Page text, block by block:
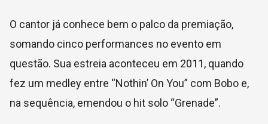
O cantor já conhece bem o palco da premiação,
somando cinco performances no evento em
questão. Sua estreia aconteceu em 2011, quando
fez um medley entre “Nothin’ On You” com Bobo e,
na sequência, emendou o hit solo “Grenade”.